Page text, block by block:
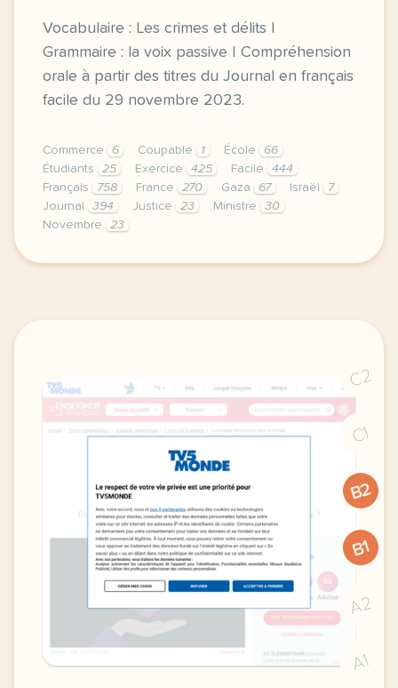
Vocabulaire : Les crimes et délits |
Grammaire : la voix passive | Compréhension
orale à partir des titres du Journal en français
facile du 29 novembre 2023.
Commerce 6 Coupable 1 École
66
Étudiants
25 Exercice 425 Facile
444
Français
758 France 270 Gaza 67 Israël
7
Journal
394 Justice 23 Ministre
30
Novembre
23
exercice b1 gaza cop28 france les titres du 29
C2
C1
B2
B1
A2
A1